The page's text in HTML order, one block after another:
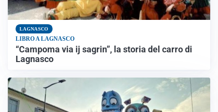
LAGNASCO
LIBRO A LAGNASCO
“Campoma via ij sagrin”, la storia del carro di
Lagnasco